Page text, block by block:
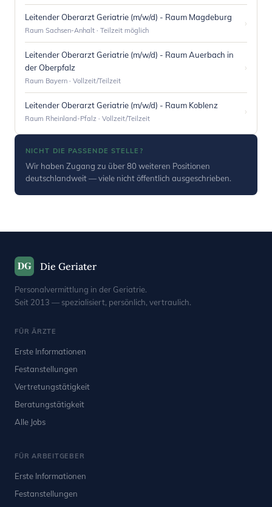
Leitender Oberarzt Geriatrie (m/w/d) - Raum Magdeburg
Raum Sachsen-Anhalt · Teilzeit möglich
›
Leitender Oberarzt Geriatrie (m/w/d) - Raum Auerbach in
der Oberpfalz
Raum Bayern · Vollzeit/Teilzeit
›
Leitender Oberarzt Geriatrie (m/w/d) - Raum Koblenz
Raum Rheinland-Pfalz · Vollzeit/Teilzeit
›
NICHT DIE PASSENDE STELLE?
Wir haben Zugang zu über 80 weiteren Positionen
deutschlandweit — viele nicht öffentlich ausgeschrieben.
DG Die Geriater
Personalvermittlung in der Geriatrie.
Seit 2013 — spezialisiert, persönlich, vertraulich.
FÜR ÄRZTE
Erste Informationen
Festanstellungen
Vertretungstätigkeit
Beratungstätigkeit
Alle Jobs
FÜR ARBEITGEBER
Erste Informationen
Festanstellungen